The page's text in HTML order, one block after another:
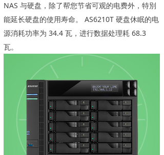
NAS 与硬盘，除了帮您节省可观的电费外，特別
能延长硬盘的使用寿命。 AS6210T 硬盘休眠的电
源消耗功率为 34.4 瓦，进行数据处理耗 68.3
瓦。